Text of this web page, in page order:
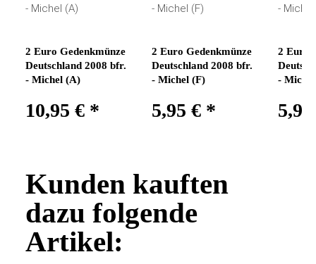
2 Euro Gedenkmünze
Deutschland 2008 bfr.
- Michel (A)
10,95 € *
2 Euro Gedenkmünze
Deutschland 2008 bfr.
- Michel (F)
5,95 € *
2 Euro
-
Kunden kauften
dazu folgende
Artikel: